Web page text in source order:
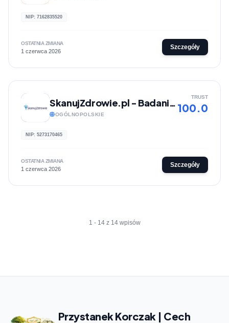
NIP: 7162835520
OSTATNIA ZMIANA
1 czerwca 2026
Szczegóły
SkanujZdrowie.pl - Badania onkologiczne
OGÓLNOPOLSKIE
TRUST
100.0
NIP: 5273170465
OSTATNIA ZMIANA
1 czerwca 2026
Szczegóły
1 - 14 z 14 wpisów
Przystanek Korczak | Cech